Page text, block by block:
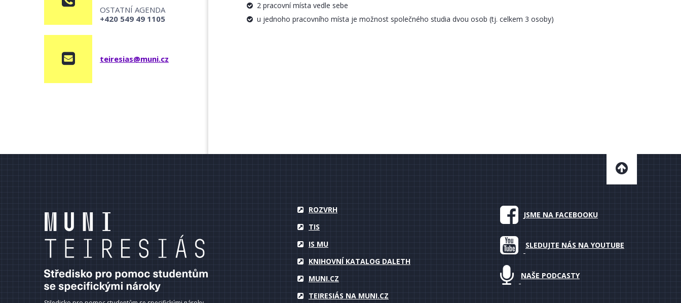
OSTATNÍ AGENDA
+420 549 49 1105
teiresias@muni.cz
2 pracovní místa vedle sebe
u jednoho pracovního místa je možnost společného studia dvou osob (tj. celkem 3 osoby)
ROZVRH
TIS
IS MU
KNIHOVNÍ KATALOG DALETH
MUNI.CZ
TEIRESIÁS NA MUNI.CZ
JSME NA FACEBOOKU
SLEDUJTE NÁS NA YOUTUBE
NAŠE PODCASTY